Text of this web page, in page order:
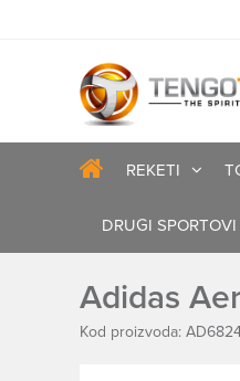
REKETI
DRUGI SPORTOVI
Adidas
Kod proizvoda: